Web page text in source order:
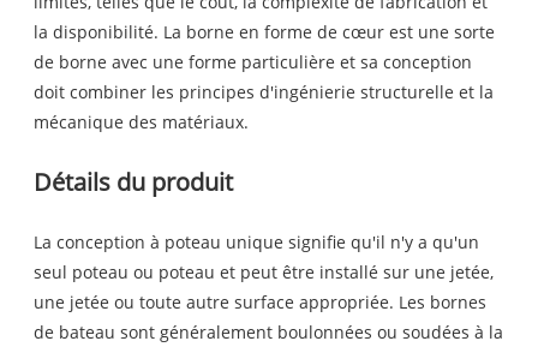
la disponibilité. La borne en forme de cœur est une sorte
de borne avec une forme particulière et sa conception
doit combiner les principes d'ingénierie structurelle et la
mécanique des matériaux.
Détails du produit
La conception à poteau unique signifie qu'il n'y a qu'un
seul poteau ou poteau et peut être installé sur une jetée,
une jetée ou toute autre surface appropriée. Les bornes
de bateau sont généralement boulonnées ou soudées à la